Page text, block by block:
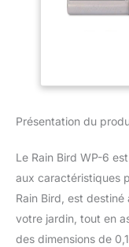
Présentation du
Le Rain Bird WP-6
aux caractéristiques
Rain Bird, est
votre jardin, tout en
des dimensions de